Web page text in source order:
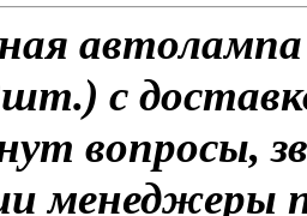
с
вопросы,
менеджеры